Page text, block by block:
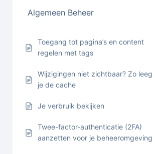
Algemeen Beheer
Toegang tot pagina’s en content
regelen met tags
Wijzigingen niet zichtbaar? Zo leeg
je de cache
Je verbruik bekijken
Twee-factor-authenticatie (2FA)
aanzetten voor je beheeromgeving